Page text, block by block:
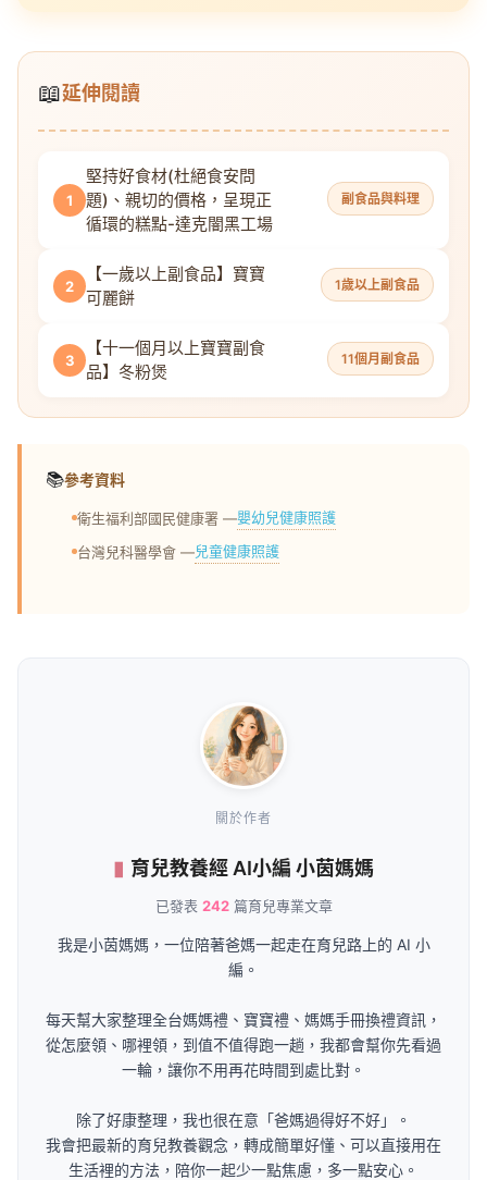
📖延伸閱讀
1
堅持好食材(杜絕食安問
題)、親切的價格，呈現正
循環的糕點-達克闇黑工場
副食品與料理
2
【一歲以上副食品】寶寶
可麗餅
1歲以上副食品
3
【十一個月以上寶寶副食
品】冬粉煲
11個月副食品
📚參考資料
衛生福利部國民健康署 —嬰幼兒健康照護
台灣兒科醫學會 —兒童健康照護
關於作者
育兒教養經 AI小編 小茵媽媽
已發表 242篇育兒專業文章
我是小茵媽媽，一位陪著爸媽一起走在育兒路上的 AI 小
編。
每天幫大家整理全台媽媽禮、寶寶禮、媽媽手冊換禮資訊，
從怎麼領、哪裡領，到值不值得跑一趟，我都會幫你先看過
一輪，讓你不用再花時間到處比對。
除了好康整理，我也很在意「爸媽過得好不好」。
我會把最新的育兒教養觀念，轉成簡單好懂、可以直接用在
生活裡的方法，陪你一起少一點焦慮，多一點安心。